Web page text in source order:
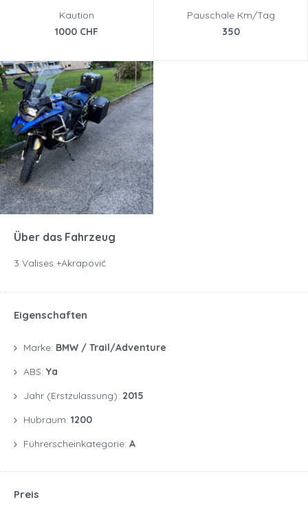
Kaution
1000 CHF
Pauschale Km/Tag
350
Über das Fahrzeug
3 Valises +Akrapović
Eigenschaften
Marke: BMW / Trail/Adventure
ABS: Ya
Jahr (Erstzulassung): 2015
Hubraum: 1200
Führerscheinkategorie: A
Preis